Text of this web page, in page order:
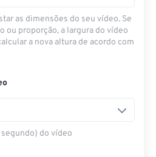
as dimensões do seu vídeo. Se
ou proporção, a largura do vídeo
a nova altura de acordo com
do vídeo